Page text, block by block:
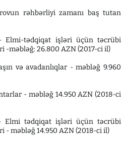
rəhbərliyi zamanı baş tutan
Elmi-tədqiqat işləri üçün təcrübi
-məbləğ: 26.800 AZN (2017-ci il)
və avadanlıqlar - məbləğ 9.960
- məbləğ 14.950 AZN (2018-ci
Elmi tədqiqat işləri üçün təcrübi
- məbləğ 14.950 AZN (2018-ci il)